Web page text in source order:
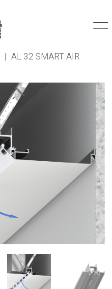
| AL 32 SMART AIR